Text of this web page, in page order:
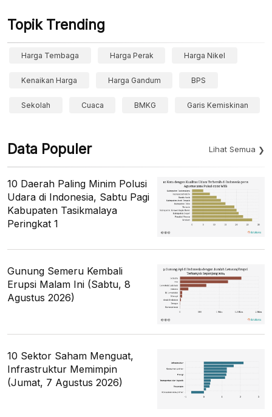
Topik Trending
Harga Tembaga Harga Perak Harga Nikel
Kenaikan Harga Harga Gandum BPS
Sekolah Cuaca BMKG Garis Kemiskinan
Data Populer Lihat Semua
10 Daerah Paling Minim Polusi
Udara di Indonesia, Sabtu Pagi
Kabupaten Tasikmalaya
Peringkat 1
Gunung Semeru Kembali
Erupsi Malam Ini (Sabtu, 8
Agustus 2026)
10 Sektor Saham Menguat,
Infrastruktur Memimpin
(Jumat, 7 Agustus 2026)